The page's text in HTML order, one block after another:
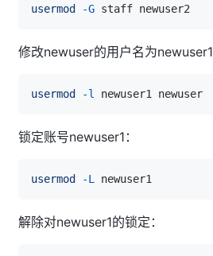
usermod -G
修改newuser的用户名为newuser1
usermod -l
锁定账号newuser1：
usermod -L
解除对newuser1的锁定：